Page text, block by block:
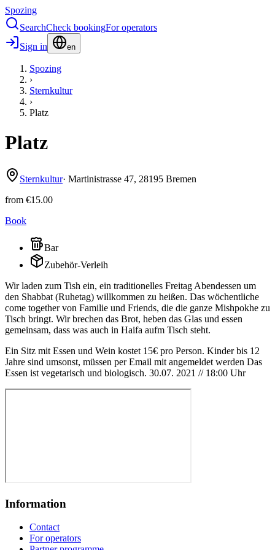
Spozing
SearchCheck bookingFor operators
Sign in
en
Spozing
›
Sternkultur
›
Platz
Platz
Sternkultur· Martinistrasse 47, 28195 Bremen
from €15.00
Book
Bar
Zubehör-Verleih
Wir laden zum Tish ein, ein traditionelles Freitag Abendessen um
den Shabbat (Ruhetag) willkommen zu heißen. Das wöchentliche
come together von Familie und Friends, die die ganze Mishpokhe zu
Tisch bringt. Wir brechen das Brot, heben das Glas und essen
gemeinsam, dass was auch in Haifa aufm Tisch steht.
Ein Sitz mit Essen und Wein kostet 15€ pro Person. Kinder bis 12
Jahre sind umsonst, müssen per Email mit angemeldet werden Das
Essen ist vegetarisch und biologisch. 30.07. 2021 // 18:00 Uhr
Information
Contact
For operators